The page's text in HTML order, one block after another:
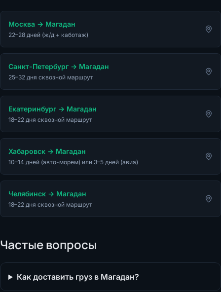
Москва → Магадан
22–28 дней (ж/д + каботаж)
Санкт-Петербург → Магадан
25–32 дня сквозной маршрут
Екатеринбург → Магадан
18–22 дня сквозной маршрут
Хабаровск → Магадан
10–14 дней (авто-морем) или 3–5 дней (авиа)
Челябинск → Магадан
18–22 дня сквозной маршрут
Частые вопросы
Как доставить груз в Магадан?